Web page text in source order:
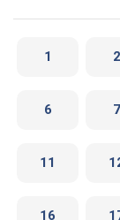
1 2
6 7
11
16